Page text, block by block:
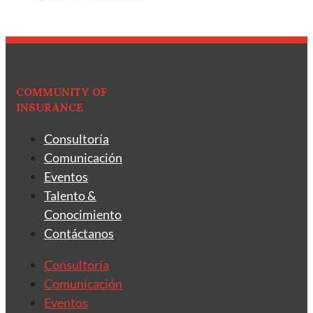
COMMUNITY OF
INSURANCE
Consultoría
Comunicación
Eventos
Talento &
Conocimiento
Contáctanos
Consultoría
Comunicación
Eventos